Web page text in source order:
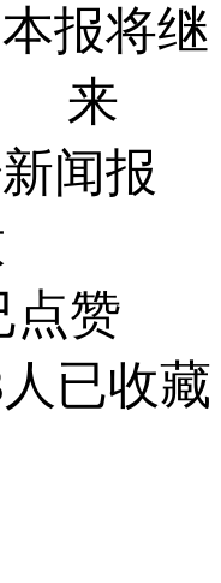
报将继
来
闻报
点赞
已收藏